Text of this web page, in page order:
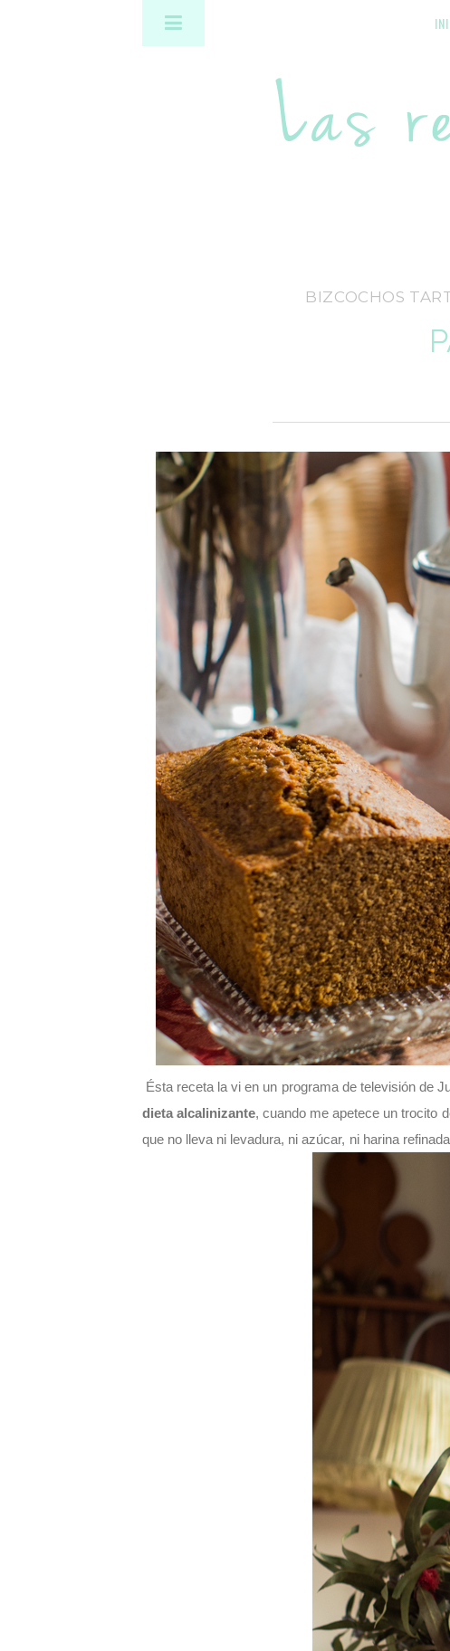
BIZCOCHOS
Ésta receta la vi en un programa de televisión de
dieta alcalinizante, cuando me apetece un trocito
que no lleva ni levadura, ni azúcar, ni harina